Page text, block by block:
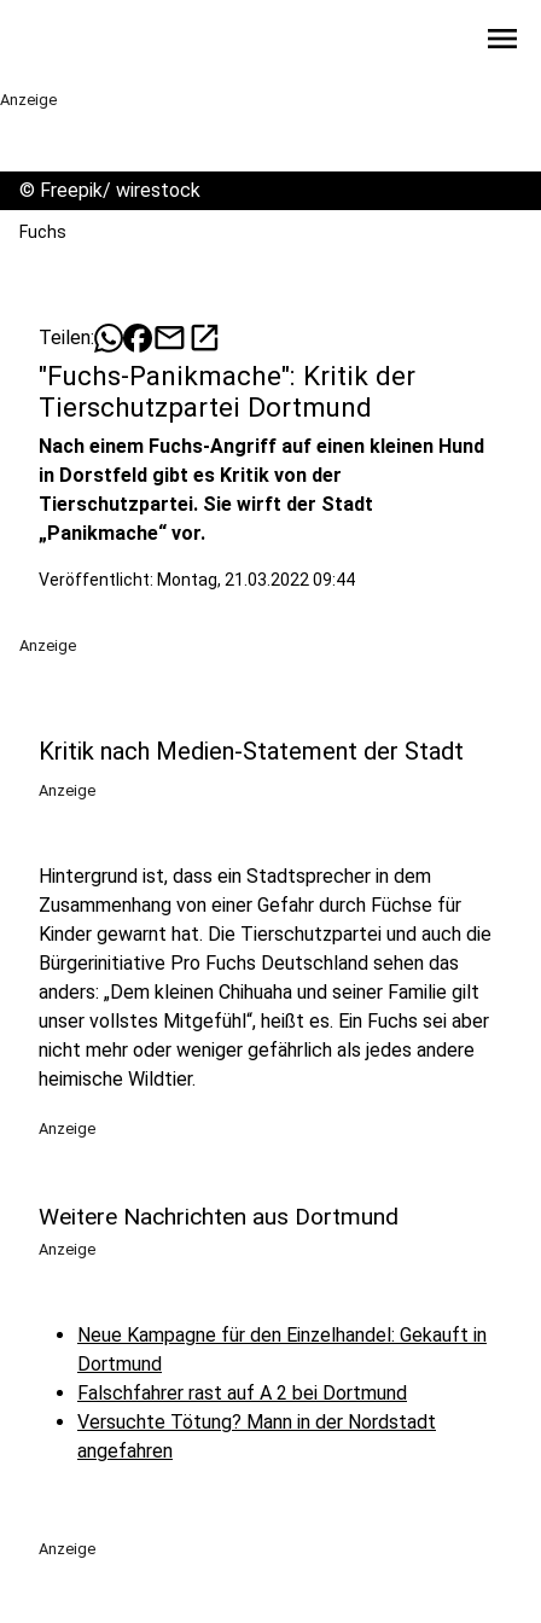
menu
Anzeige
© Freepik/ wirestock
Fuchs
Teilen: mailopen_in_new
"Fuchs-Panikmache": Kritik der
Tierschutzpartei Dortmund
Nach einem Fuchs-Angriff auf einen kleinen Hund
in Dorstfeld gibt es Kritik von der
Tierschutzpartei. Sie wirft der Stadt
„Panikmache“ vor.
Veröffentlicht: Montag, 21.03.2022 09:44
Anzeige
Kritik nach Medien-Statement der Stadt
Anzeige
Hintergrund ist, dass ein Stadtsprecher in dem
Zusammenhang von einer Gefahr durch Füchse für
Kinder gewarnt hat. Die Tierschutzpartei und auch die
Bürgerinitiative Pro Fuchs Deutschland sehen das
anders: „Dem kleinen Chihuaha und seiner Familie gilt
unser vollstes Mitgefühl“, heißt es. Ein Fuchs sei aber
nicht mehr oder weniger gefährlich als jedes andere
heimische Wildtier.
Anzeige
Weitere Nachrichten aus Dortmund
Anzeige
Neue Kampagne für den Einzelhandel: Gekauft in
Dortmund
Falschfahrer rast auf A 2 bei Dortmund
Versuchte Tötung? Mann in der Nordstadt
angefahren
Anzeige